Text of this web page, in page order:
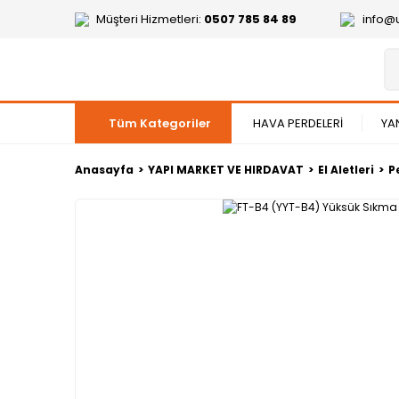
Müşteri Hizmetleri: 0507 785 84 89
Tüm Kategoriler HAVA PERDELERİ
Anasayfa YAPI MARKET VE HIRDAVAT El Aletleri